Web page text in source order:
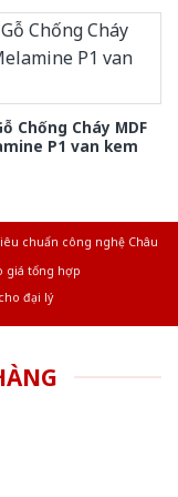
Chống Cháy MDF
P1 van kem
chuẩn công nghệ Châu
giá tổng hợp
đại lý